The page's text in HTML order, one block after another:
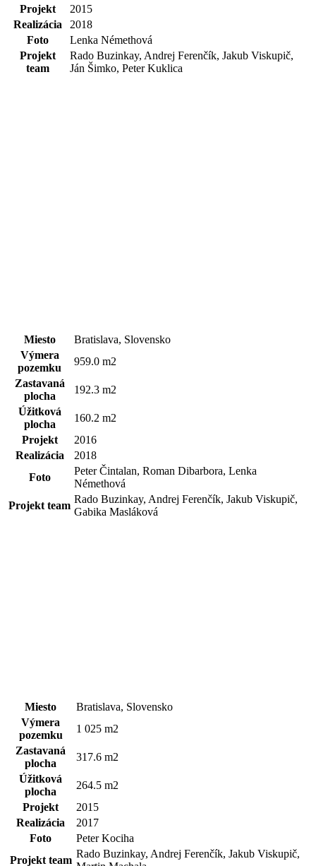
Projekt
2015
Realizácia
2018
Foto
Lenka Némethová
Projekt
team
Rado Buzinkay, Andrej Ferenčík, Jakub Viskupič,
Ján Šimko, Peter Kuklica
Miesto
Bratislava, Slovensko
Výmera
pozemku
959.0 m2
Zastavaná
plocha
192.3 m2
Úžitková
plocha
160.2 m2
Projekt
2016
Realizácia
2018
Foto
Peter Čintalan, Roman Dibarbora, Lenka
Némethová
Projekt team
Rado Buzinkay, Andrej Ferenčík, Jakub Viskupič,
Gabika Masláková
Miesto
Bratislava, Slovensko
Výmera
pozemku
1 025 m2
Zastavaná
plocha
317.6 m2
Úžitková
plocha
264.5 m2
Projekt
2015
Realizácia
2017
Foto
Peter Kociha
Projekt team
Rado Buzinkay, Andrej Ferenčík, Jakub Viskupič,